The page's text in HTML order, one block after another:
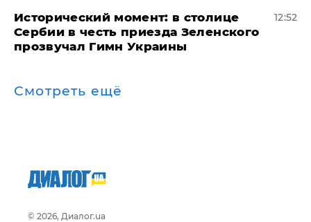
Исторический момент: в столице
Сербии в честь приезда Зеленского
прозвучал Гимн Украины
12:52
Смотреть ещё
© 2026, Диалог.ua